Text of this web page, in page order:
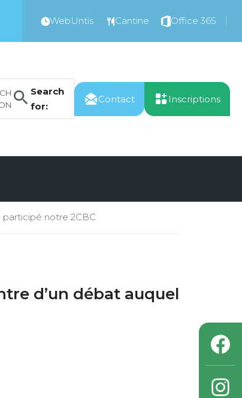
WebUntis Cantine Office 365
Search
for:
Contact Inscriptions
participé notre 2CBC
d’un débat auquel